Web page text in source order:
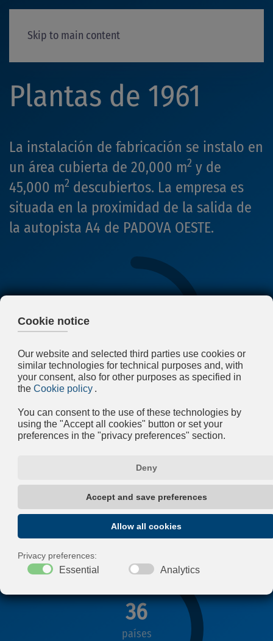
Skip to main content
Plantas de 1961
La instalación de fabricación se instalo en
un área cubierta de 20,000 m2 y de
45,000 m2 descubiertos. La empresa es
situada en la proximidad de la salida de
la autopista A4 de PADOVA OESTE.
250
empleados
36
países